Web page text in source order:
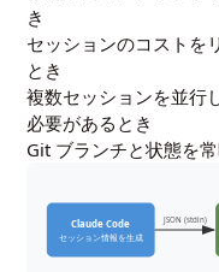
き
セッションのコストを
とき
複数セッションを並行
必要があるとき
Git ブランチと状態を
Claude Code
セッション情報を生成
JSON (stdin)